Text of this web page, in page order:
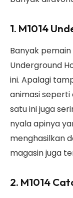
1. M1014
Banyak
Underground
ini. Apalagi
animasi seperti
satu ini juga
nyala apinya
menghasilkan
magasin juga
2. M1014